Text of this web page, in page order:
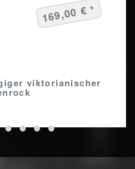
viktorianischer
169,00 € *